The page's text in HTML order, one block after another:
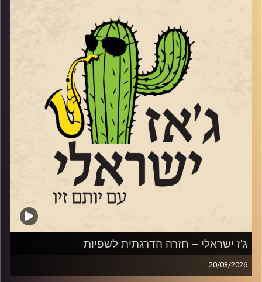
התוכנית למחזירי השפיות. מנהלי המועדונים, גברים ונשים
אמיצות ואמיצים, שתחת מגבלות פיקוד העורף מאפשרים
לקהל להתאוורר קצת, לראות ולשמוע מוזיקה חיה. שמענו
יצירות ג'ז שהם בחרות ושמענו מהם על האתגרים ועל הסיפוק.
דיברנו עם יותם ונועה מ"עין תאנה" ברמת הגולן,
https://ein-teina.com/
אבי אנגל מ"שבלול ג'ז" בתל אביב.
https://shablul.smarticket.co.il/
עם מושיקו אשכנזי ממועדון הג'ז במצפה רמון
https://jazzclub.internalcompassmusic.com/
ועם מילנה חנוכייב ממועדון "בלה צ'או" בראשון לציון
ג'ז ישראלי – חזרה הדרגתית לשפיות
20/03/2026